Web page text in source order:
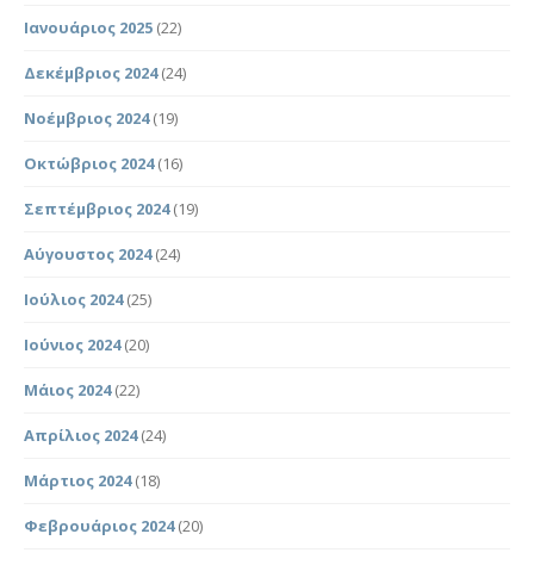
Ιανουάριος 2025 (22)
Δεκέμβριος 2024(24)
Νοέμβριος 2024(19)
Οκτώβριος 2024(16)
Σεπτέμβριος 2024(19)
Αύγουστος 2024(24)
Ιούλιος 2024(25)
Ιούνιος 2024(20)
Μάιος 2024(22)
Απρίλιος 2024(24)
Μάρτιος 2024(18)
Φεβρουάριος 2024(20)